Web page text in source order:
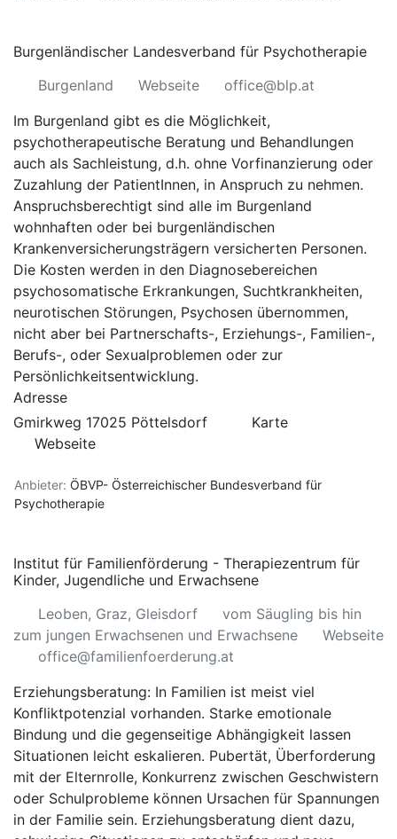
Burgenländischer Landesverband für Psychotherapie
Burgenland
Webseite
office@blp.at
Im Burgenland gibt es die Möglichkeit,
psychotherapeutische Beratung und Behandlungen
auch als Sachleistung, d.h. ohne Vorfinanzierung oder
Zuzahlung der PatientInnen, in Anspruch zu nehmen.
Anspruchsberechtigt sind alle im Burgenland
wohnhaften oder bei burgenländischen
Krankenversicherungsträgern versicherten Personen.
Die Kosten werden in den Diagnosebereichen
psychosomatische Erkrankungen, Suchtkrankheiten,
neurotischen Störungen, Psychosen übernommen,
nicht aber bei Partnerschafts-, Erziehungs-, Familien-,
Berufs-, oder Sexualproblemen oder zur
Persönlichkeitsentwicklung.
Adresse
Gmirkweg 17025 Pöttelsdorf
Karte
Webseite
Anbieter: ÖBVP- Österreichischer Bundesverband für
Psychotherapie
Institut für Familienförderung - Therapiezentrum für
Kinder, Jugendliche und Erwachsene
Leoben, Graz, Gleisdorf
vom Säugling bis hin
zum jungen Erwachsenen und Erwachsene
Webseite
office@familienfoerderung.at
Erziehungsberatung: In Familien ist meist viel
Konfliktpotenzial vorhanden. Starke emotionale
Bindung und die gegenseitige Abhängigkeit lassen
Situationen leicht eskalieren. Pubertät, Überforderung
mit der Elternrolle, Konkurrenz zwischen Geschwistern
oder Schulprobleme können Ursachen für Spannungen
in der Familie sein. Erziehungsberatung dient dazu,